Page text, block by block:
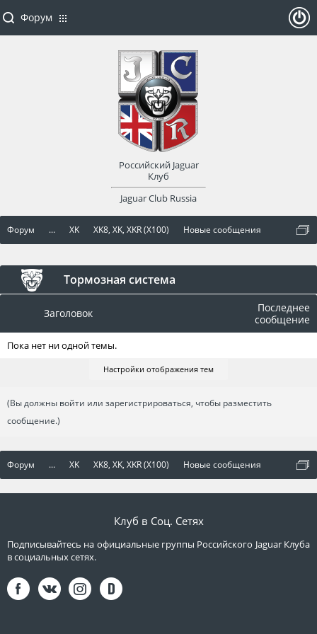
Форум ... XK XK8, XK, XKR (X100) Новые сообщения
Тормозная система
Заголовок
Последнее
сообщение
Пока нет ни одной темы.
Настройки отображения тем
(Вы должны войти или зарегистрироваться, чтобы разместить
сообщение.)
Форум ... XK XK8, XK, XKR (X100) Новые сообщения
Форум
Российский Jaguar
Клуб
Jaguar Club Russia
оват
Клуб в Соц. Сетях
Подписывайтесь на официальные группы Российского Jaguar Клуба
в социальных сетях.